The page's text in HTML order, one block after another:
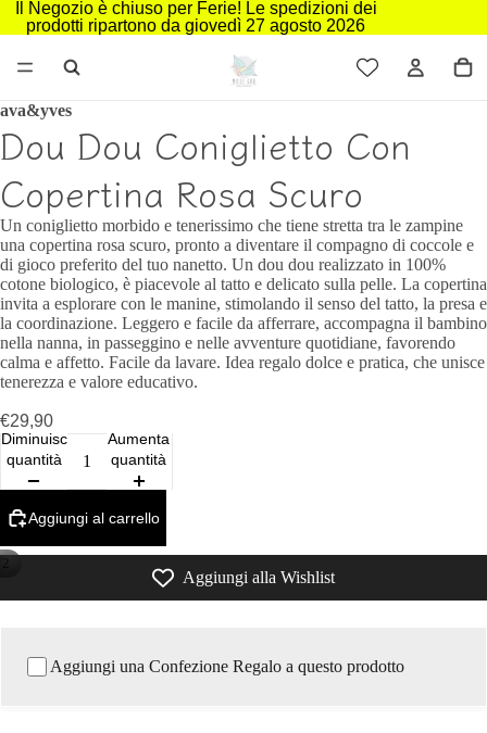
Il Negozio è chiuso per Ferie! Le spedizioni dei
prodotti ripartono da giovedì 27 agosto 2026
2
ava&yves
Dou Dou Coniglietto Con
Copertina Rosa Scuro
Un coniglietto morbido e tenerissimo che tiene stretta tra le zampine
una copertina rosa scuro, pronto a diventare il compagno di coccole e
di gioco preferito del tuo nanetto. Un dou dou realizzato in 100%
cotone biologico, è piacevole al tatto e delicato sulla pelle. La copertina
invita a esplorare con le manine, stimolando il senso del tatto, la presa e
la coordinazione. Leggero e facile da afferrare, accompagna il bambino
nella nanna, in passeggino e nelle avventure quotidiane, favorendo
calma e affetto. Facile da lavare. Idea regalo dolce e pratica, che unisce
tenerezza e valore educativo.
€29,90
Diminuisci
quantità
Aumenta
quantità
Aggiungi al carrello
Aggiungi alla Wishlist
Aggiungi una Confezione Regalo a questo prodotto